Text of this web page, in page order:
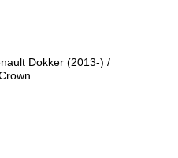
Dokker (2013-) /